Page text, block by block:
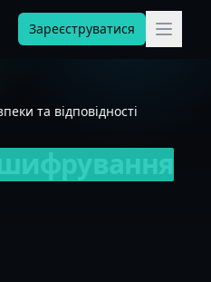
Зареєструватися
та відповідності